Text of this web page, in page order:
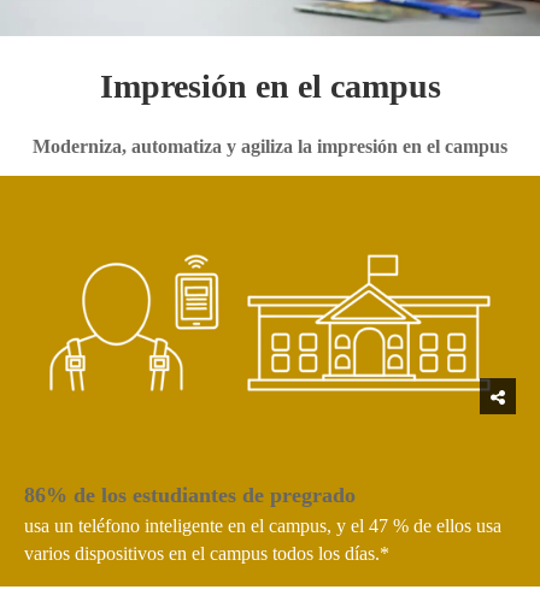
Impresión en el campus
Moderniza, automatiza y agiliza la impresión en el campus
86% de los estudiantes de pregrado
usa un teléfono inteligente en el campus, y el 47 % de ellos usa
varios dispositivos en el campus todos los días.*